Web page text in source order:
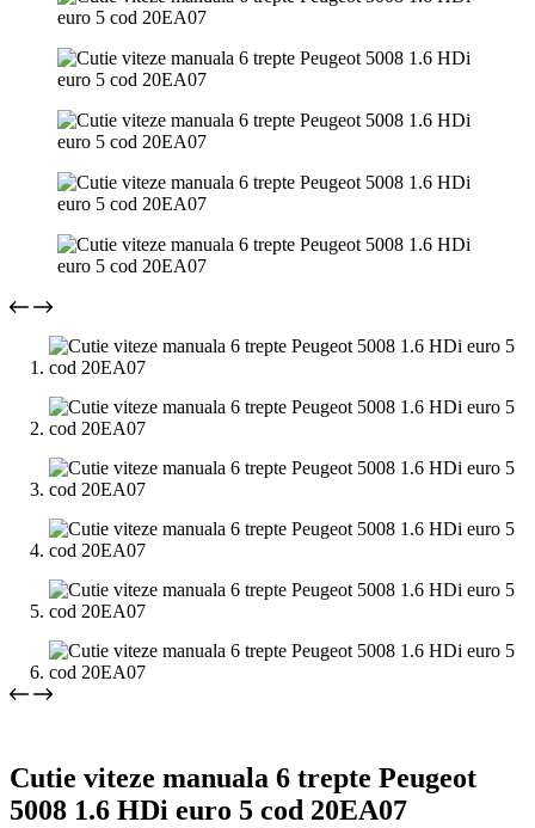
Cutie viteze manuala 6 trepte Peugeot
5008 1.6 HDi euro 5 cod 20EA07